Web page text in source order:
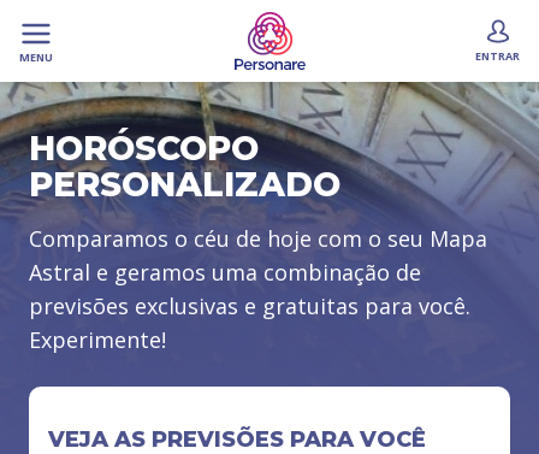
MENU ENTRAR
HORÓSCOPO
PERSONALIZADO
Comparamos o céu de hoje com o seu Mapa
Astral e geramos uma combinação de
previsões exclusivas e gratuitas para você.
Experimente!
VEJA AS PREVISÕES PARA VOCÊ